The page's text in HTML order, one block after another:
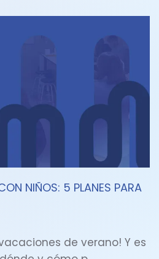
NIÑOS: 5 PLANES PARA
de verano! Y es